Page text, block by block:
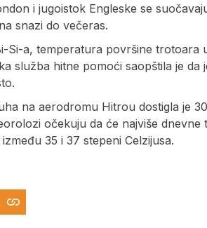
i jugoistok Engleske se
snazi do večeras.
Si-a, temperatura površine trotoara
služba hitne pomoći saopštila je
na aerodromu Hitrou dostigla je
očekuju da će najviše
35 i 37 stepeni Celzijusa.